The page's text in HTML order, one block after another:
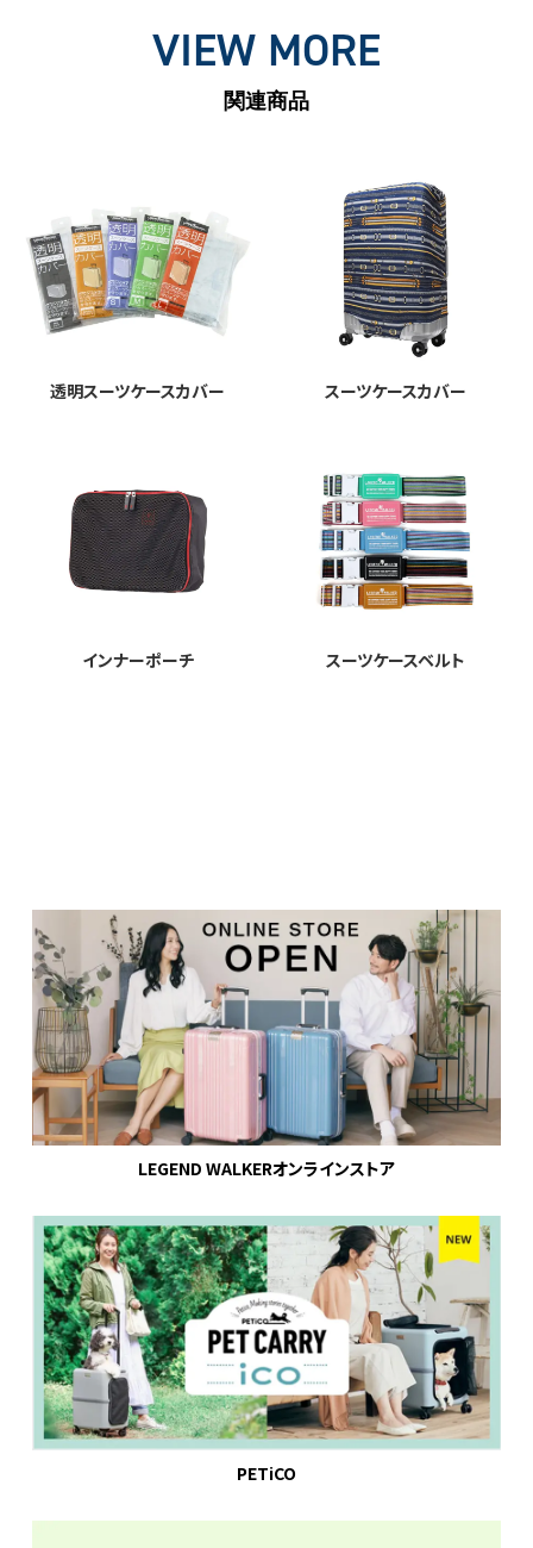
VIEW MORE
関連商品
透明スーツケースカバー スーツケースカバー
インナーポーチ スーツケースベルト
LEGEND WALKERオンラインストア
PETiCO